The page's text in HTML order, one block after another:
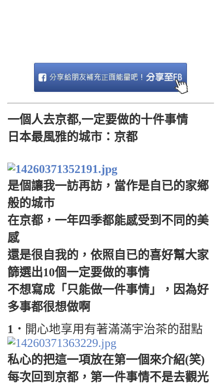
一個人去京都,一定要做的十件事情
日本最風雅的城市：京都
是個讓我一訪再訪，當作是自已的家鄉
般的城市
在京都，一年四季都能感受到不同的美
感
還是很自我的，依照自已的喜好幫大家
篩選出10個一定要做的事情
不想寫成「只能做一件事情」，因為好
多事都很想做啊
1． 開心地享用有著滿滿宇治茶的甜點
私心的把這一項放在第一個來介紹(笑)
每次回到京都，第一件事情不是去觀光